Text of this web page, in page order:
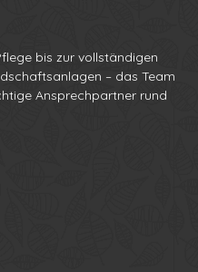
bis zur vollständigen
– das Team
Ansprechpartner rund